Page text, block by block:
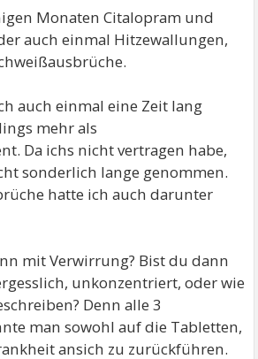
Monaten Citalopram und
auch einmal Hitzewallungen,
auch einmal eine Zeit lang
mehr als
Da ichs nicht vertragen habe,
sonderlich lange genommen.
hatte ich auch darunter
mit Verwirrung? Bist du dann
unkonzentriert, oder wie
Denn alle 3
man sowohl auf die Tabletten,
ansich zu zurückführen.